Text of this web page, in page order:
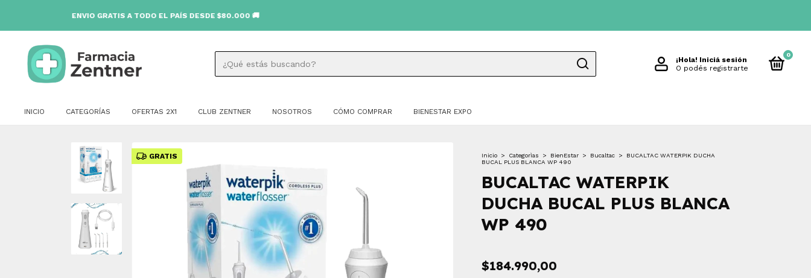
ENVIO GRATIS A TODO EL PAÍS DESDE $80.000 🚚
¡Hola! Iniciá sesión
O podés registrarte
0
INICIO CATEGORÍAS OFERTAS 2X1 CLUB ZENTNER NOSOTROS CÓMO COMPRAR BIENESTAR EXPO
GRATIS Inicio > Categorìas > BienEstar > Bucaltac >
BUCALTAC WATERPIK DUCHA
BUCAL PLUS BLANCA WP 490
BUCALTAC WATERPIK
DUCHA BUCAL PLUS BLANCA
WP 490
$184.990,00